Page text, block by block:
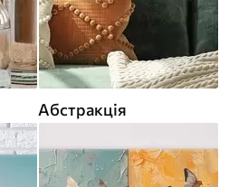
Абстракція